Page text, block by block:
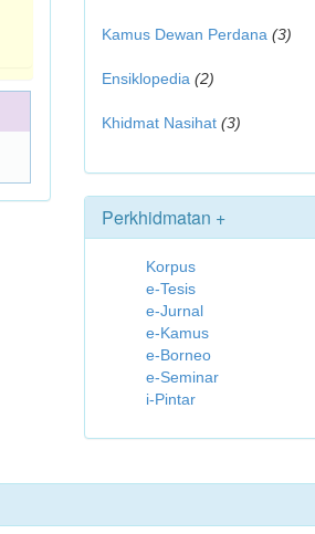
Kamus Dewan Perdana (3)
Ensiklopedia (2)
Khidmat Nasihat (3)
Perkhidmatan +
Korpus
e-Tesis
e-Jurnal
e-Kamus
e-Borneo
e-Seminar
i-Pintar